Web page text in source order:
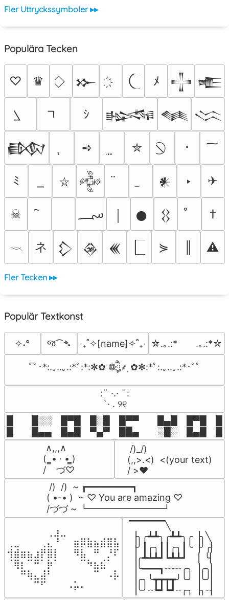
Fler Uttryckssymboler ▸▸
Populära Tecken
♡ ♛ 𒁍 ﾒ 𒋲 𒍫
ｼ 𒈙 𒈝 𒈱
𒁃 ➺ ✮ ･
ﾐ ⛥ 𒅒 𒀭 ‣ ✈
☠ ؄ 𒊹 𒌐 †
𓎖 ネ 𒁷 𒊲 𒌍 ⋟ ⚠
Fler Tecken ▸▸
Populär Textkonst
✧˖° જ⁀➴ ‎‧₊˚✧[name]✧˚₊‧ ☆.｡.:*　　.｡.:*☆
ﾟﾟ･*:.｡..｡.:*ﾟ:*:✼✿ ❁ཻུ۪۪⸙͎ ✿✼:*ﾟ:.｡..｡.:*･ﾟﾟ
⠀:¨ ·.· ¨:⠀
⠀ `· . ୨୧⠀
█  █░░ █▀█ █░█ █▀▀  █▄█ █▀█
█  █▄▄ █▄█ ▀▄▀ ██▄  ░█░ █▄█
∧,,,∧
(  ̳• · • ̳)
/    づ♡
/)_/)
(,,>.<)  <(your text)
/ >❤️
/)  /)  ~ ┏━━━━━━━━┓
( •-• )  ~ ♡ You are amazing ♡
/づづ ~ ┗━━━━━━━━┛
⠀⠀⠀⠀⠀⠀⢀⣰⣀⠀⠀⠀⠀⠀⠀⠀⠀
⢀⣀⠀⠀⠀⢀⣄⠘⠀⠀⣶⡿⣷⣦⣾⣿⣧
⢺⣾⣶⣦⣰⡟⣿⡇⠀⠀⠻⣧⠀⠛⠀⡘⠏
⠈⢿⡆⠉⠛⠁⡷⠁⠀⠀⠀⠉⠳⣦⣮⠁⠀
⠀⠀⠛⢷⣄⣼⠃⠀⠀⠀⠀⠀⠀⠉⠀⠠⡧
⠀⠀⠀⠀⠉⠋⠀⠀⠀⠠⡥⠄⠀⠀⠀⠀⠀
▔▔▔▔▔╲
▕╮╭┻┻╮╭┻┻╮╭▕╮╲
▕╯┃╭╮┃┃╭╮┃╰▕╯╭▏
▕╭┻┻┻┛┗┻┻┛  ▕  ╰▏
▕╰━━━┓┈┈┈╭╮▕╭╮▏
▕╭╮╰┳┳┳┳╯╰╯▕╰╯▏
▕╰╯┈┗┛┗┛┈╭╮▕╮┈▏